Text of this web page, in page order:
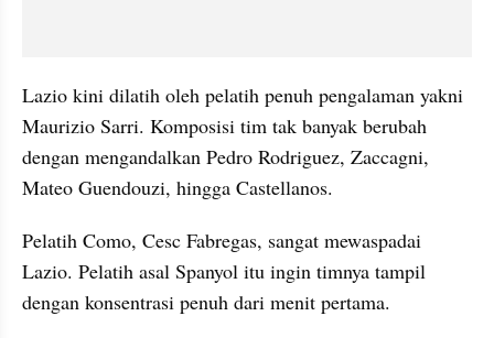
Lazio kini dilatih oleh pelatih penuh pengalaman yakni
Maurizio Sarri. Komposisi tim tak banyak berubah
dengan mengandalkan Pedro Rodriguez, Zaccagni,
Mateo Guendouzi, hingga Castellanos.
Pelatih Como, Cesc Fabregas, sangat mewaspadai
Lazio. Pelatih asal Spanyol itu ingin timnya tampil
dengan konsentrasi penuh dari menit pertama.